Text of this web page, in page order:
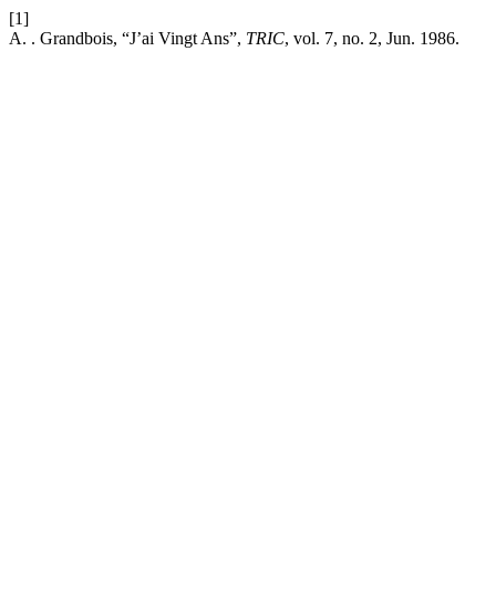
[1]
A. . Grandbois, “J’ai Vingt Ans”, TRIC, vol. 7, no. 2, Jun. 1986.